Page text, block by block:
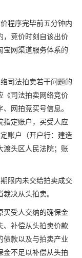
程序完毕前五分钟内
，竞价时刻自该出价
宝网渠道服务体系的
司法拍卖若干问题的
《司法拍卖网络竞价
网拍竞买号信息。
指定账户，买受人应
账户（开户行：建造
渡头区人民法院；账
限内未交给拍卖成交
决从头拍卖。
受人交纳的确保金
、补偿从头拍卖价款
债款以及与拍卖产业
金不足以补偿从头拍